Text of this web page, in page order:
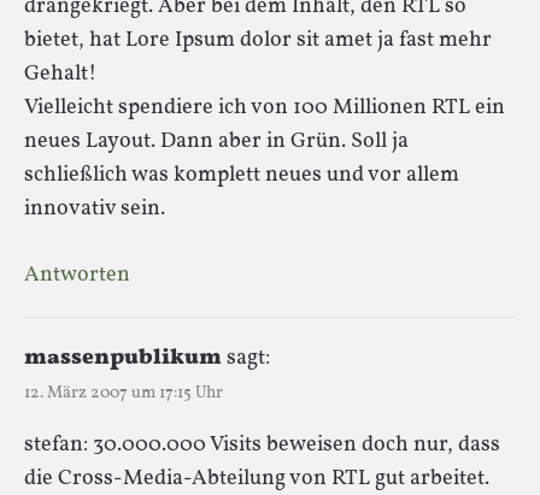
drangekriegt. Aber bei dem Inhalt, den RTL so
bietet, hat Lore Ipsum dolor sit amet ja fast mehr
Gehalt!
Vielleicht spendiere ich von 100 Millionen RTL ein
neues Layout. Dann aber in Grün. Soll ja
schließlich was komplett neues und vor allem
innovativ sein.
Antworten
massenpublikumsagt:
12. März 2007 um 17:15 Uhr
stefan: 30.000.000 Visits beweisen doch nur, dass
die Cross-Media-Abteilung von RTL gut arbeitet.